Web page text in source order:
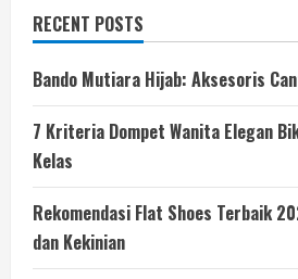
RECENT POSTS
Bando Mutiara Hijab: Aksesoris
7 Kriteria Dompet Wanita Elegan
Kelas
Rekomendasi Flat Shoes Terbaik
dan Kekinian